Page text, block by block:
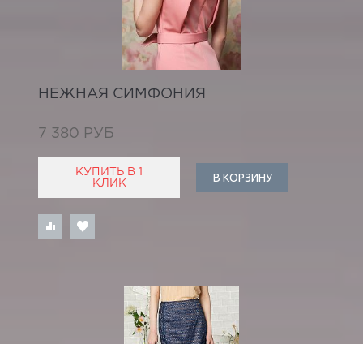
НЕЖНАЯ СИМФОНИЯ
7 380 РУБ
КУПИТЬ В 1
КЛИК
В КОРЗИНУ